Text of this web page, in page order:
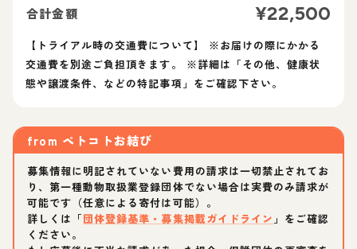
合計金額 ¥22,500
【トライアル時の交通費について】 ※お届けの際にかかる
交通費を別途ご負担頂きます。 ※詳細は「その他、健康状
from ペトコトお結び
募集情報に明記されていない費用の請求は一切禁止されてお
り、第一種動物取扱業登録団体でない場合は実費のみ請求が
可能です（任意による寄付は可能）。
詳しくは「団体登録基準・募集掲載ガイドライン 」をご確認
ください。